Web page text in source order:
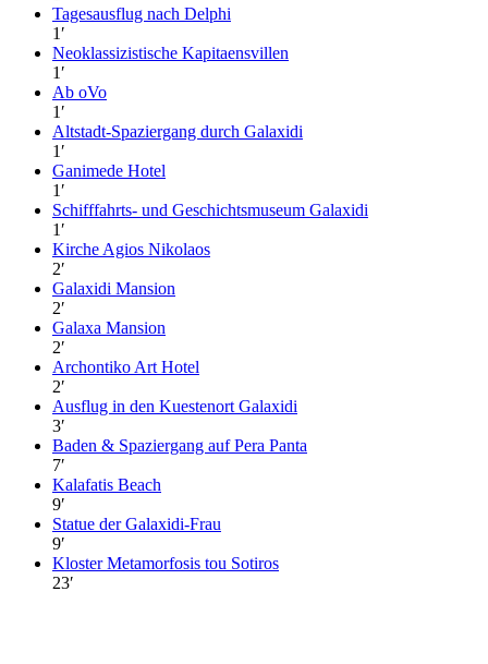
Tagesausflug nach Delphi
1′
Neoklassizistische Kapitaensvillen
1′
Ab oVo
1′
Altstadt-Spaziergang durch Galaxidi
1′
Ganimede Hotel
1′
Schifffahrts- und Geschichtsmuseum Galaxidi
1′
Kirche Agios Nikolaos
2′
Galaxidi Mansion
2′
Galaxa Mansion
2′
Archontiko Art Hotel
2′
Ausflug in den Kuestenort Galaxidi
3′
Baden & Spaziergang auf Pera Panta
7′
Kalafatis Beach
9′
Statue der Galaxidi-Frau
9′
Kloster Metamorfosis tou Sotiros
23′